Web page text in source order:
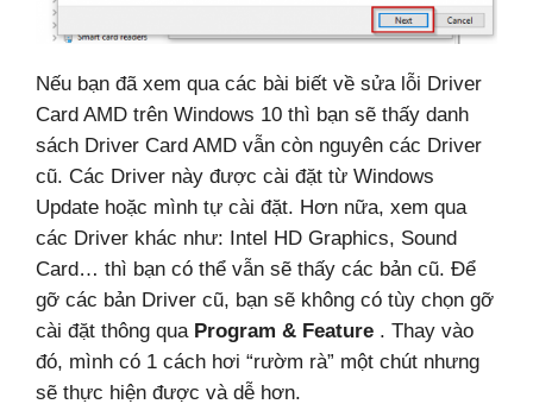
Nếu bạn đã xem qua các bài biết về sửa lỗi Driver
Card AMD trên Windows 10 thì bạn sẽ thấy danh
sách Driver Card AMD vẫn còn nguyên các Driver
cũ. Các Driver này được cài đặt từ Windows
Update hoặc mình tự cài đặt. Hơn nữa, xem qua
các Driver khác như: Intel HD Graphics, Sound
Card… thì bạn có thể vẫn sẽ thấy các bản cũ. Để
gỡ các bản Driver cũ, bạn sẽ không có tùy chọn gỡ
cài đặt thông qua Program & Feature . Thay vào
đó, mình có 1 cách hơi “rườm rà” một chút nhưng
sẽ thực hiện được và dễ hơn.